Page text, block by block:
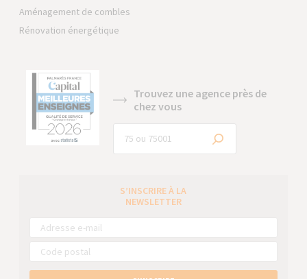
Aménagement de combles
Rénovation énergétique
Trouvez une agence près de
chez vous
S’INSCRIRE À LA
NEWSLETTER